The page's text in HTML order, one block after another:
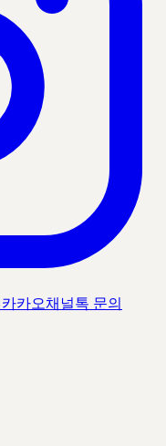
카카오채널톡 문의